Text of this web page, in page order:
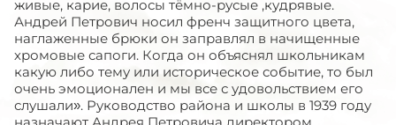
живые, карие, волосы тёмно-русые ,кудрявые.
Андрей Петрович носил френч защитного цвета,
наглаженные брюки он заправлял в начищенные
хромовые сапоги. Когда он объяснял школьникам
какую либо тему или историческое событие, то был
очень эмоционален и мы все с удовольствием его
слушали». Руководство района и школы в 1939 году
назначают Андрея Петровича директором